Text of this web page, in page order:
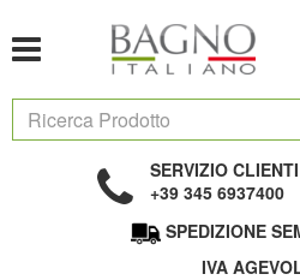
SERVIZIO CLIENTI
+39 345 6937400
SPEDIZIONE
IVA